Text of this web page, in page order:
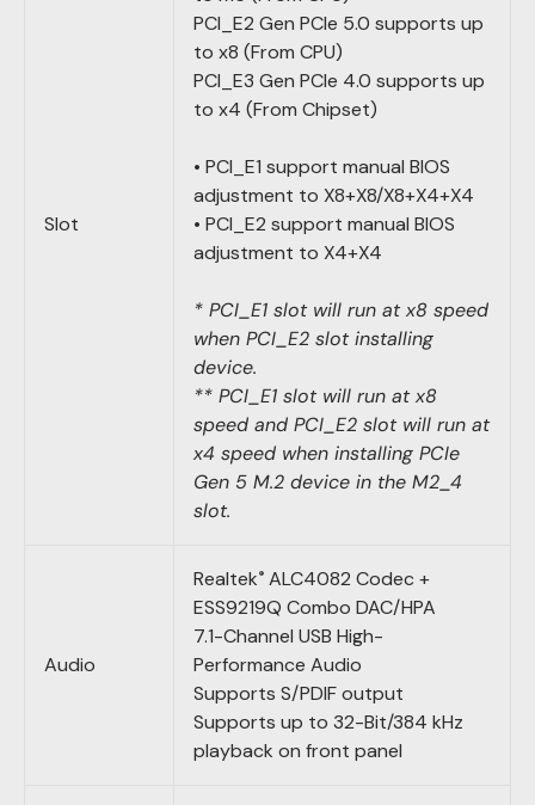
Slot
PCI_E2 Gen PCIe 5.0 supports up
to x8 (From CPU)
PCI_E3 Gen PCIe 4.0 supports up
to x4 (From Chipset)
• PCI_E1 support manual BIOS
adjustment to X8+X8/X8+X4+X4
• PCI_E2 support manual BIOS
adjustment to X4+X4
* PCI_E1 slot will run at x8 speed
when PCI_E2 slot installing
device.
** PCI_E1 slot will run at x8
speed and PCI_E2 slot will run at
x4 speed when installing PCIe
Gen 5 M.2 device in the M2_4
slot.
Audio
Realtek® ALC4082 Codec +
ESS9219Q Combo DAC/HPA
7.1-Channel USB High-
Performance Audio
Supports S/PDIF output
Supports up to 32-Bit/384 kHz
playback on front panel